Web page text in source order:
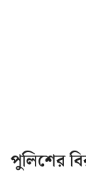
পুলিশের